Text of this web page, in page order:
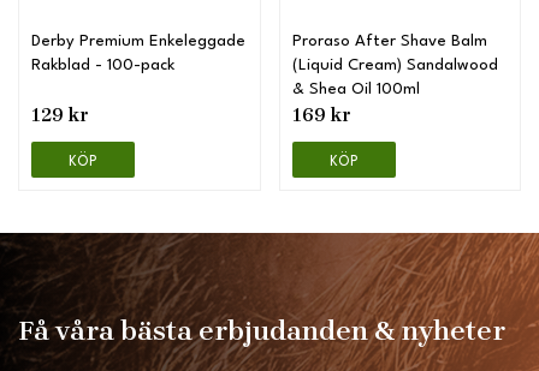
Derby Premium Enkeleggade
Rakblad - 100-pack
129 kr
KÖP
Proraso After Shave Balm
(Liquid Cream) Sandalwood
& Shea Oil 100ml
169 kr
KÖP
Få våra bästa erbjudanden & nyheter